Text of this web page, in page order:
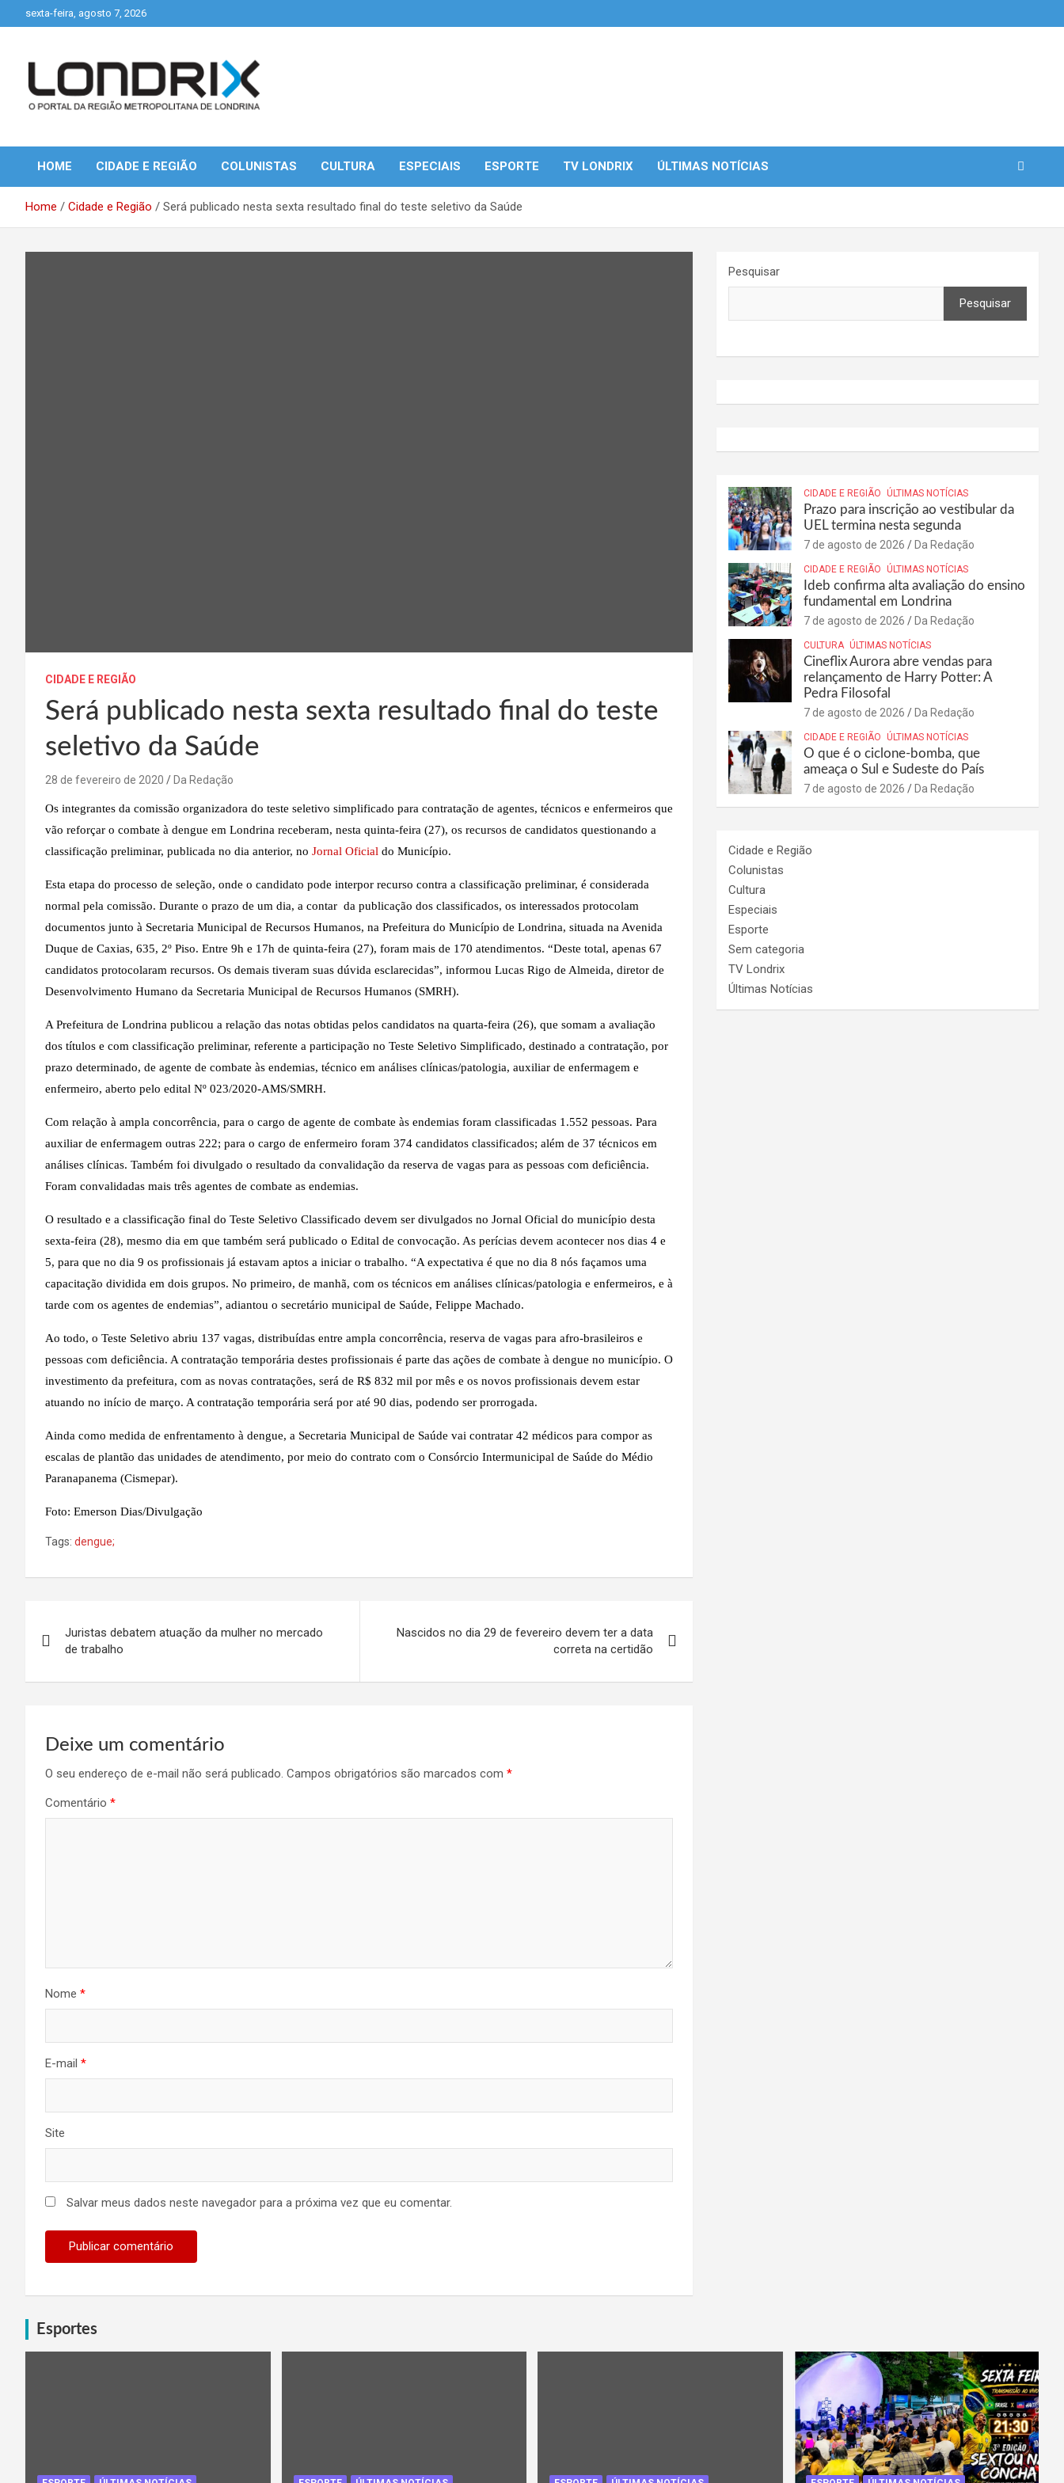
to
sexta-feira, agosto 7, 2026
Londrix
HOME CIDADE E REGIÃO COLUNISTAS CULTURA ESPECIAIS ESPORTE TV LONDRIX ÚLTIMAS NOTÍCIAS
Home Cidade e Região Será publicado nesta sexta resultado final do teste seletivo da Saúde
CIDADE E REGIÃO
Será publicado nesta sexta resultado final do teste
seletivo da Saúde
28 de fevereiro de 2020 Da Redação
Os integrantes da comissão organizadora do teste seletivo simplificado para contratação de agentes, técnicos e enfermeiros que
vão reforçar o combate à dengue em Londrina receberam, nesta quinta-feira (27), os recursos de candidatos questionando a
classificação preliminar, publicada no dia anterior, no Jornal Oficial do Município.
Esta etapa do processo de seleção, onde o candidato pode interpor recurso contra a classificação preliminar, é considerada
normal pela comissão. Durante o prazo de um dia, a contar da publicação dos classificados, os interessados protocolam
documentos junto à Secretaria Municipal de Recursos Humanos, na Prefeitura do Município de Londrina, situada na Avenida
Duque de Caxias, 635, 2º Piso. Entre 9h e 17h de quinta-feira (27), foram mais de 170 atendimentos. “Deste total, apenas 67
candidatos protocolaram recursos. Os demais tiveram suas dúvida esclarecidas”, informou Lucas Rigo de Almeida, diretor de
Desenvolvimento Humano da Secretaria Municipal de Recursos Humanos (SMRH).
A Prefeitura de Londrina publicou a relação das notas obtidas pelos candidatos na quarta-feira (26), que somam a avaliação
dos títulos e com classificação preliminar, referente a participação no Teste Seletivo Simplificado, destinado a contratação, por
prazo determinado, de agente de combate às endemias, técnico em análises clínicas/patologia, auxiliar de enfermagem e
enfermeiro, aberto pelo edital Nº 023/2020-AMS/SMRH.
Com relação à ampla concorrência, para o cargo de agente de combate às endemias foram classificadas 1.552 pessoas. Para
auxiliar de enfermagem outras 222; para o cargo de enfermeiro foram 374 candidatos classificados; além de 37 técnicos em
análises clínicas. Também foi divulgado o resultado da convalidação da reserva de vagas para as pessoas com deficiência.
Foram convalidadas mais três agentes de combate as endemias.
O resultado e a classificação final do Teste Seletivo Classificado devem ser divulgados no Jornal Oficial do município desta
sexta-feira (28), mesmo dia em que também será publicado o Edital de convocação. As perícias devem acontecer nos dias 4 e
5, para que no dia 9 os profissionais já estavam aptos a iniciar o trabalho. “A expectativa é que no dia 8 nós façamos uma
capacitação dividida em dois grupos. No primeiro, de manhã, com os técnicos em análises clínicas/patologia e enfermeiros, e à
tarde com os agentes de endemias”, adiantou o secretário municipal de Saúde, Felippe Machado.
Ao todo, o Teste Seletivo abriu 137 vagas, distribuídas entre ampla concorrência, reserva de vagas para afro-brasileiros e
pessoas com deficiência. A contratação temporária destes profissionais é parte das ações de combate à dengue no município. O
investimento da prefeitura, com as novas contratações, será de R$ 832 mil por mês e os novos profissionais devem estar
atuando no início de março. A contratação temporária será por até 90 dias, podendo ser prorrogada.
Ainda como medida de enfrentamento à dengue, a Secretaria Municipal de Saúde vai contratar 42 médicos para compor as
escalas de plantão das unidades de atendimento, por meio do contrato com o Consórcio Intermunicipal de Saúde do Médio
Paranapanema (Cismepar).
Foto: Emerson Dias/Divulgação
Tags: dengue;
de
Post
Juristas debatem atuação da mulher no mercado
de trabalho
Nascidos no dia 29 de fevereiro devem ter a data
correta na certidão
Deixe um comentário
O seu endereço de e-mail não será publicado. Campos obrigatórios são marcados com *
Comentário *
Nome *
E-mail *
Site
Salvar meus dados neste navegador para a próxima vez que eu comentar.
Pesquisar
Pesquisar
CIDADE E REGIÃO ÚLTIMAS NOTÍCIAS
Prazo para inscrição ao vestibular da
UEL termina nesta segunda
7 de agosto de 2026 Da Redação
CIDADE E REGIÃO ÚLTIMAS NOTÍCIAS
Ideb confirma alta avaliação do ensino
fundamental em Londrina
7 de agosto de 2026 Da Redação
CULTURA ÚLTIMAS NOTÍCIAS
Cineflix Aurora abre vendas para
relançamento de Harry Potter: A
Pedra Filosofal
7 de agosto de 2026 Da Redação
CIDADE E REGIÃO ÚLTIMAS NOTÍCIAS
O que é o ciclone-bomba, que
ameaça o Sul e Sudeste do País
7 de agosto de 2026 Da Redação
Cidade e Região
Colunistas
Cultura
Especiais
Esporte
Sem categoria
TV Londrix
Últimas Notícias
Esportes